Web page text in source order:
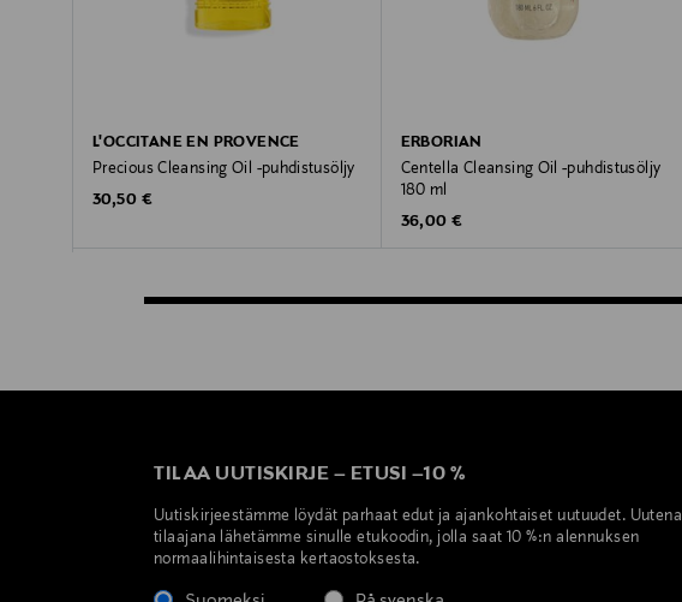
L'OCCITANE EN PROVENCE
Precious Cleansing Oil -puhdistusöljy
Original Price
30,50 €
ERBORIAN
Centella Cleansing Oil -puhdistusöljy
180 ml
Original Price
36,00 €
TILAA UUTISKIRJE – ETUSI –10 %
Uutiskirjeestämme löydät parhaat edut ja ajankohtaiset uutuudet. Uutena
tilaajana lähetämme sinulle etukoodin, jolla saat 10 %:n alennuksen
normaalihintaisesta kertaostoksesta.